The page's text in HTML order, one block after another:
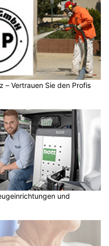
– Vertrauen Sie den Profis
und